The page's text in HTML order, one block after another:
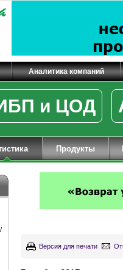
Аналитика компаний
и ЦОД
Продукты
Версия для печати